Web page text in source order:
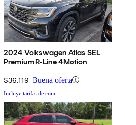
2024 Volkswagen Atlas SEL
Premium R-Line 4Motion
$36,119 Buena oferta
Incluye tarifas de conc.